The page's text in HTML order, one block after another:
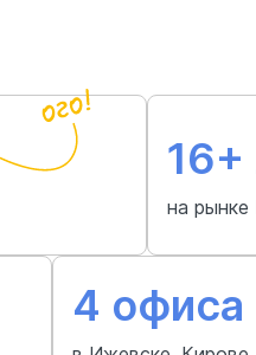
16+
на рынке
4 офиса